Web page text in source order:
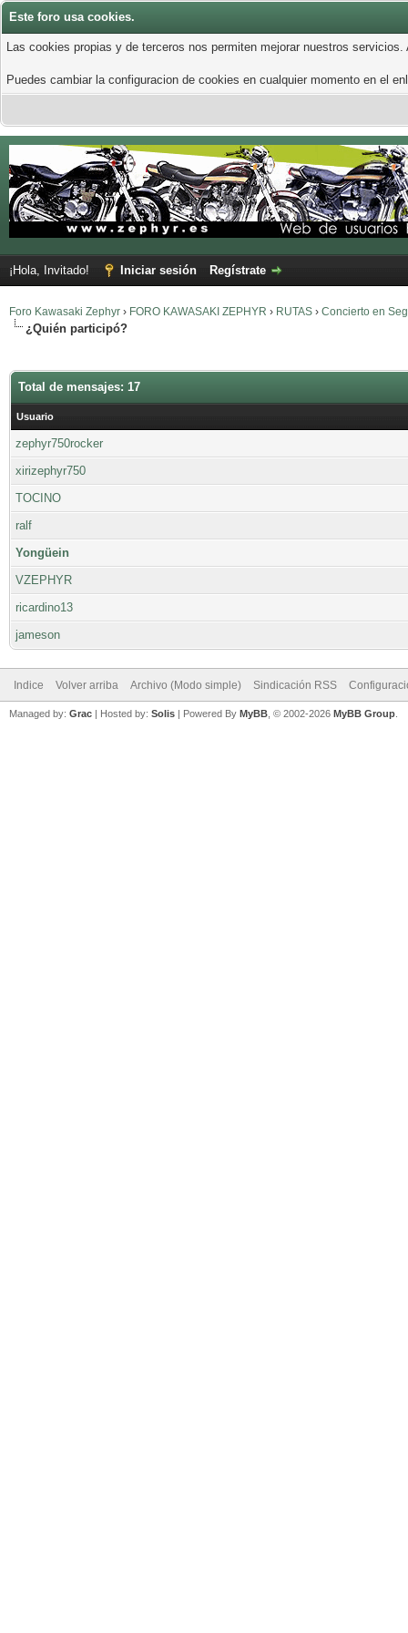
Este foro usa cookies.
Las cookies propias y de terceros nos permiten mejorar nuestros
Puedes cambiar la configuracion de cookies en cualquier momento en el
¡Hola, Invitado! Iniciar sesión Regístrate
Foro Kawasaki Zephyr › FORO KAWASAKI ZEPHYR › RUTAS › Concierto en
¿Quién participó?
Total de mensajes: 17
Usuario
zephyr750rocker
xirizephyr750
TOCINO
ralf
Yongüein
VZEPHYR
ricardino13
jameson
Indice Volver arriba Archivo (Modo simple) Sindicación RSS
Managed by: Grac | Hosted by: Solis | Powered By MyBB , © 2002-2026 MyBB Group